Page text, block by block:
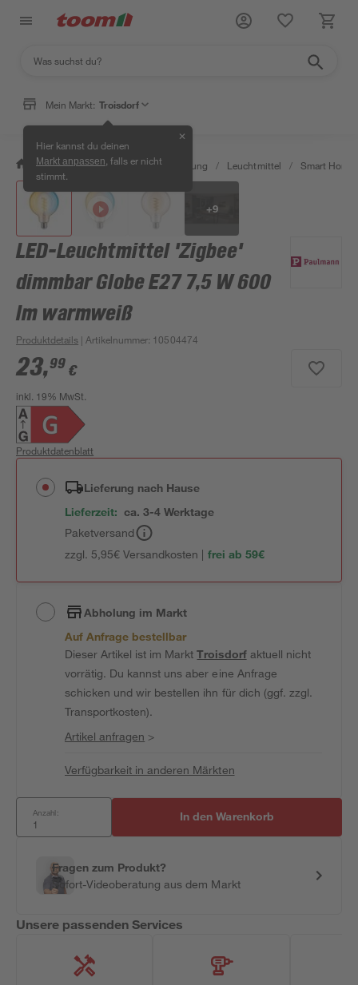
Mein Markt: Troisdorf
Hier kannst du deinen
Markt anpassen , falls er nicht
stimmt.
✕
/ Wohnen & Haushalt / Beleuchtung / Leuchtmittel / Smart Home
+9
LED-Leuchtmittel 'Zigbee'
dimmbar Globe E27 7,5 W 600
lm warmweiß
Produktdetails | Artikelnummer: 10504474
23,99 €
inkl. 19% MwSt.
Produktdatenblatt
Lieferung nach Hause
Lieferzeit: ca. 3-4 Werktage
Paketversand
zzgl. 5,95€ Versandkosten | frei ab 59€
Abholung im Markt
Auf Anfrage bestellbar
Dieser Artikel ist im MarktTroisdorfaktuell nicht
vorrätig. Du kannst uns aber eine Anfrage
schicken und wir bestellen ihn für dich (ggf. zzgl.
Transportkosten).
Artikel anfragen >
Verfügbarkeit in anderen Märkten
Anzahl: In den Warenkorb
Fragen zum Produkt?
Sofort-Videoberatung aus dem Markt
Unsere passenden Services